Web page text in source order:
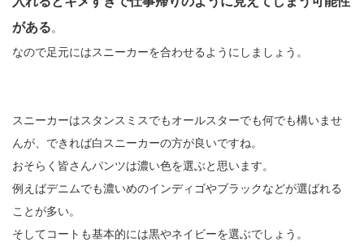
がある。
なので足元にはスニーカーを合わせるようにしましょう。
スニーカーはスタンスミスでもオールスターでも何でも構いませ
んが、できれば白スニーカーの方が良いですね。
おそらく皆さんパンツは濃い色を選ぶと思います。
例えばデニムでも濃いめのインディゴやブラックなどが選ばれる
ことが多い。
そしてコートも基本的には黒やネイビーを選ぶでしょう。